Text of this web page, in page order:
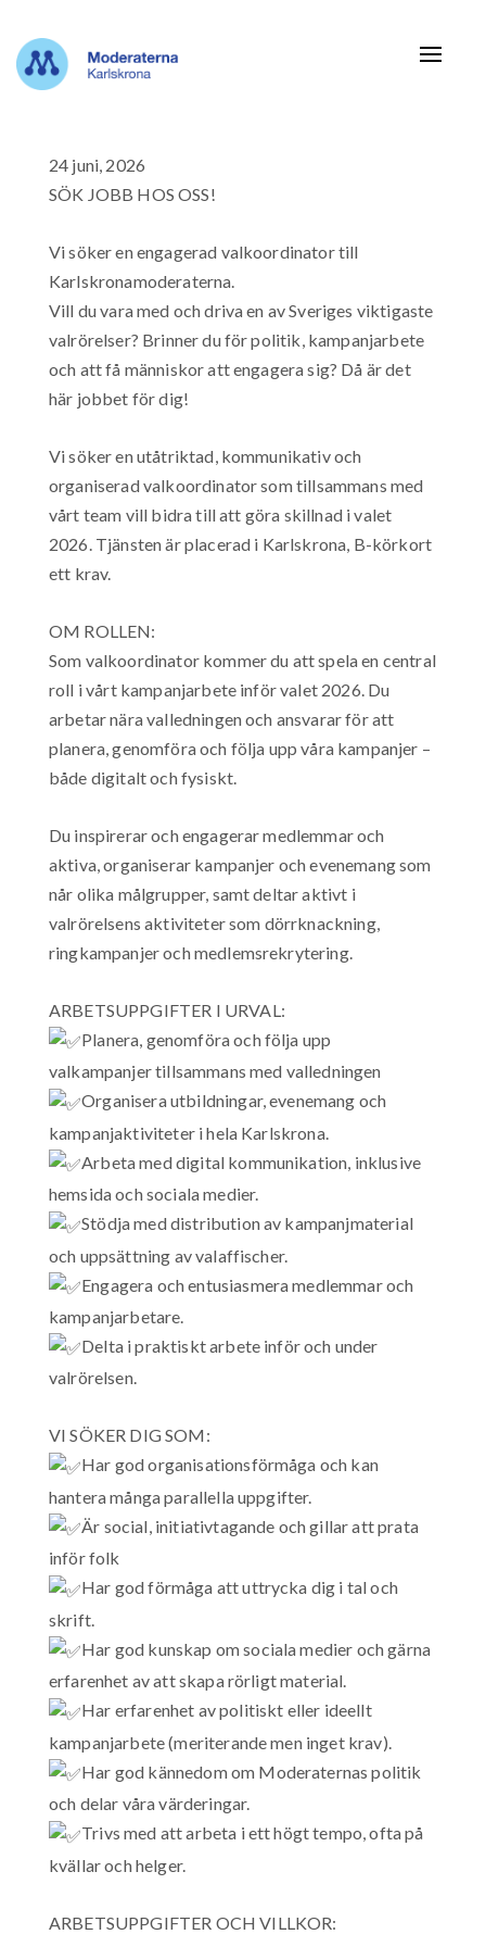
24 juni, 2026
SÖK JOBB HOS OSS!
Vi söker en engagerad valkoordinator till
Karlskronamoderaterna.
Vill du vara med och driva en av Sveriges viktigaste
valrörelser? Brinner du för politik, kampanjarbete
och att få människor att engagera sig? Då är det
här jobbet för dig!
Vi söker en utåtriktad, kommunikativ och
organiserad valkoordinator som tillsammans med
vårt team vill bidra till att göra skillnad i valet
2026. Tjänsten är placerad i Karlskrona, B-körkort
ett krav.
OM ROLLEN:
Som valkoordinator kommer du att spela en central
roll i vårt kampanjarbete inför valet 2026. Du
arbetar nära valledningen och ansvarar för att
planera, genomföra och följa upp våra kampanjer –
både digitalt och fysiskt.
Du inspirerar och engagerar medlemmar och
aktiva, organiserar kampanjer och evenemang som
når olika målgrupper, samt deltar aktivt i
valrörelsens aktiviteter som dörrknackning,
ringkampanjer och medlemsrekrytering.
ARBETSUPPGIFTER I URVAL:
Planera, genomföra och följa upp
valkampanjer tillsammans med valledningen
Organisera utbildningar, evenemang och
kampanjaktiviteter i hela Karlskrona.
Arbeta med digital kommunikation, inklusive
hemsida och sociala medier.
Stödja med distribution av kampanjmaterial
och uppsättning av valaffischer.
Engagera och entusiasmera medlemmar och
kampanjarbetare.
Delta i praktiskt arbete inför och under
valrörelsen.
VI SÖKER DIG SOM:
Har god organisationsförmåga och kan
hantera många parallella uppgifter.
Är social, initiativtagande och gillar att prata
inför folk
Har god förmåga att uttrycka dig i tal och
skrift.
Har god kunskap om sociala medier och gärna
erfarenhet av att skapa rörligt material.
Har erfarenhet av politiskt eller ideellt
kampanjarbete (meriterande men inget krav).
Har god kännedom om Moderaternas politik
och delar våra värderingar.
Trivs med att arbeta i ett högt tempo, ofta på
kvällar och helger.
ARBETSUPPGIFTER OCH VILLKOR: